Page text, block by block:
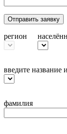
Отправить заявку
регион
введите
фамилия